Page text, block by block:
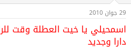
29 جوان 2010
اسمحيلي يا خيت العطلة وقت
دارا وجديد